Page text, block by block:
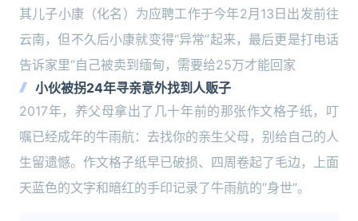
其儿子小康（化名）为应聘工作于今年2月13日出发前往
云南，但不久后小康就变得“异常”起来，最后更是打电话
告诉家里“自己被卖到缅甸，需要给25万才能回家
小伙被拐24年寻亲意外找到人贩子
2017年，养父母拿出了几十年前的那张作文格子纸，叮
嘱已经成年的牛雨航：去找你的亲生父母，别给自己的人
生留遗憾。作文格子纸早已破损、四周卷起了毛边，上面
天蓝色的文字和暗红的手印记录了牛雨航的“身世”。